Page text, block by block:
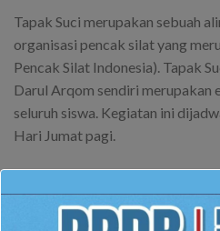
Tapak Suci merupakan sebuah
organisasi pencak silat yang
Pencak Silat Indonesia). Tapak
Darul Arqom sendiri
seluruh siswa. Kegiatan ini
Hari Jumat pagi.
Hendaklah tujuan dalam belajar